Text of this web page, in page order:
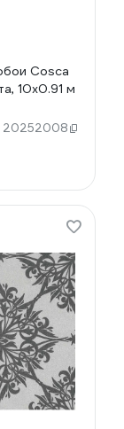
Cosca
10x0.91 м
20252008